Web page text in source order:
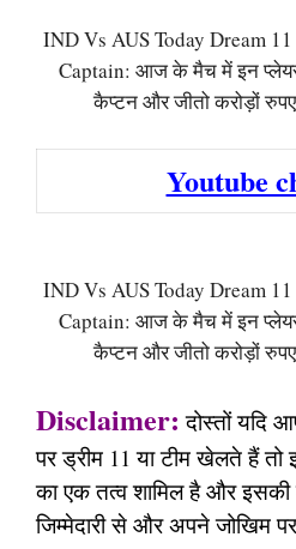
IND Vs AUS Today Dream
Captain: आज के मैच में इन
कैप्टन और जीतो करोड़ों
Youtube
IND Vs AUS Today Dream
Captain: आज के मैच में इन
कैप्टन और जीतो करोड़ों
Disclaimer: दोस्तों यदि
पर ड्रीम 11 या टीम खेलते हैं तो
का एक तत्व शामिल है और
जिम्मेदारी से और अपने जोखिम